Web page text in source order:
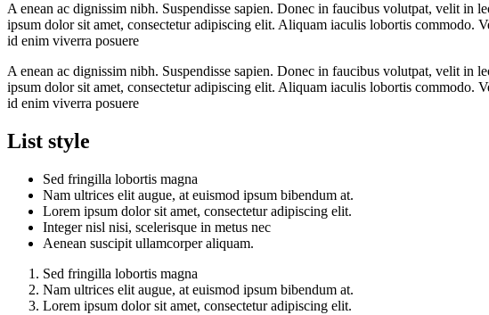
A enean ac dignissim nibh. Suspendisse sapien. Donec in faucibus volutpat, velit in
ipsum dolor sit amet, consectetur adipiscing elit. Aliquam iaculis lobortis commodo.
id enim viverra posuere
A enean ac dignissim nibh. Suspendisse sapien. Donec in faucibus volutpat, velit in
ipsum dolor sit amet, consectetur adipiscing elit. Aliquam iaculis lobortis commodo.
id enim viverra posuere
List style
Sed fringilla lobortis magna
Nam ultrices elit augue, at euismod ipsum bibendum at.
Lorem ipsum dolor sit amet, consectetur adipiscing elit.
Integer nisl nisi, scelerisque in metus nec
Aenean suscipit ullamcorper aliquam.
Sed fringilla lobortis magna
Nam ultrices elit augue, at euismod ipsum bibendum at.
Lorem ipsum dolor sit amet, consectetur adipiscing elit.